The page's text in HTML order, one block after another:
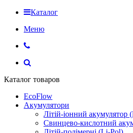
Каталог
Меню
Каталог товаров
EcoFlow
Акумулятори
Літій-іонний акумулятор
Свинцево-кислотний